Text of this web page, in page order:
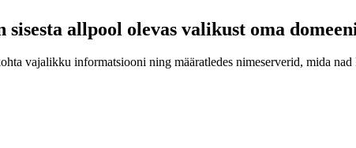
allpool olevas valikust oma
vajalikku informatsiooni ning määratledes nimeserverid, mida nad